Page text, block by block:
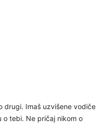
drugi. Imaš uzvišene vodiče
o tebi. Ne pričaj nikom o